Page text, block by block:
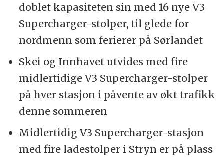
doblet kapasiteten sin med 16 nye V3
Supercharger-stolper, til glede for
nordmenn som ferierer på Sørlandet
Skei og Innhavet utvides med fire
midlertidige V3 Supercharger-stolper
på hver stasjon i påvente av økt trafikk
denne sommeren
Midlertidig V3 Supercharger-stasjon
med fire ladestolper i Stryn er på plass